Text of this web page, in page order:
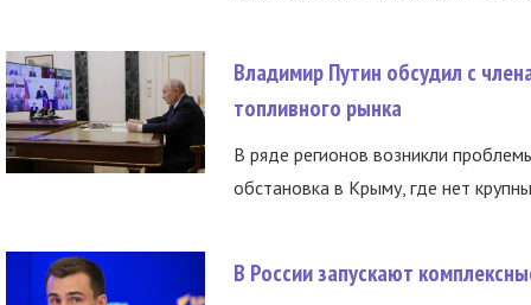
Владимир Путин обсудил с
топливного рынка
В ряде регионов возникли
обстановка в Крыму, где нет
В России запускают